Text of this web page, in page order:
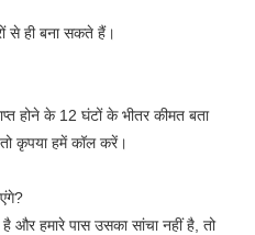
से ही बना सकते हैं।
होने के 12 घंटों के भीतर कीमत बता
कृपया हमें कॉल करें।
और हमारे पास उसका सांचा नहीं है, तो